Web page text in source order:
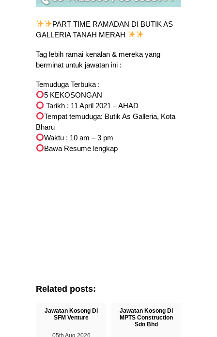
PART TIME RAMADAN DI BUTIK AS
GALLERIA TANAH MERAH
Tag lebih ramai kenalan & mereka yang
berminat untuk jawatan ini :
Temuduga Terbuka :
5 KEKOSONGAN
Tarikh : 11 April 2021 – AHAD
Tempat temuduga: Butik As Galleria, Kota
Bharu
Waktu : 10 am – 3 pm
Bawa Resume lengkap
Related posts:
Jawatan Kosong Di
SFM Venture
05th Aug 2026
Jawatan Kosong Di
MPTS Construction
Sdn Bhd